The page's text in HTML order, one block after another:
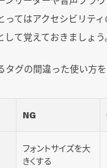
ってはアクセシビリテ
て覚えておきましょう。
グの間違った使い方を
NG
フォントサイズを大
きくする